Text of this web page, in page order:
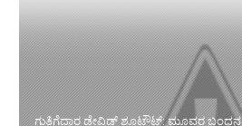
ಗುತ್ತಿಗೆದಾರ ಡೇವಿಡ್ ಶೂಟೌಟ್: ಮೂವರ ಬಂಧನ